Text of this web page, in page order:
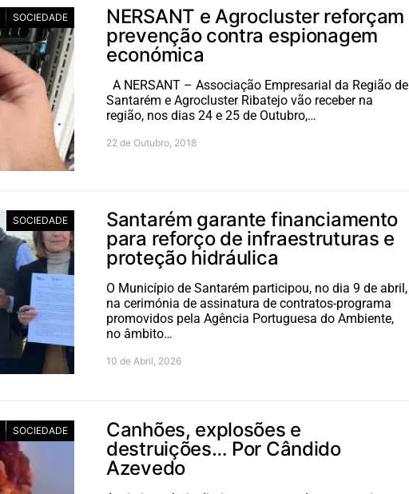
SOCIEDADE
NERSANT e Agrocluster reforçam
prevenção contra espionagem
económica
A NERSANT – Associação Empresarial da Região de
Santarém e Agrocluster Ribatejo vão receber na
região, nos dias 24 e 25 de Outubro,…
22 de Outubro, 2018
SOCIEDADE
Santarém garante financiamento
para reforço de infraestruturas e
proteção hidráulica
O Município de Santarém participou, no dia 9 de abril,
na cerimónia de assinatura de contratos-programa
promovidos pela Agência Portuguesa do Ambiente,
no âmbito…
10 de Abril, 2026
SOCIEDADE
Canhões, explosões e
destruições… Por Cândido
Azevedo